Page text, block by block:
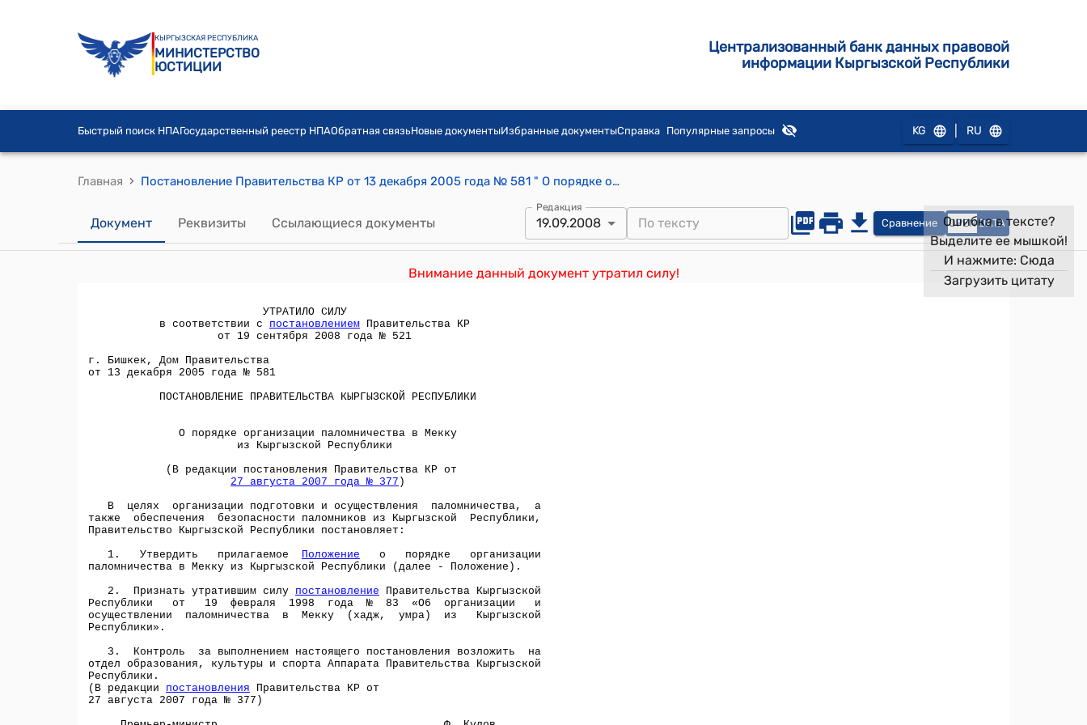
КЫРГЫЗСКАЯ РЕСПУБЛИКА
МИНИСТЕРСТВО
ЮСТИЦИИ
Централизованный банк данных правовой
информации Кыргызской Республики
Быстрый поиск НПАГосударственный реестр НПАОбратная связьНовые документыИзбранные документыСправка Популярные запросы KG RU
Главная › Постановление Правительства КР от 13 декабря 2005 года № 581 " О порядке организации паломничества в Мекку из Кыргызской Республики"
Документ Реквизиты Ссылающиеся документы
Редакция
19.09.2008 Сравнение OPEN DATA
Внимание данный документ утратил силу!
Ошибка в тексте?
Выделите ее мышкой!
И нажмите: Сюда
Загрузить цитату